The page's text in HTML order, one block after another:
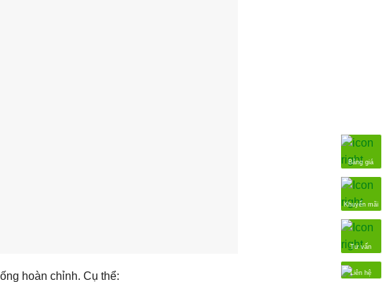
hoàn chỉnh. Cụ thể:
Bảng giá
Khuyến mãi
Tư vấn
Liên hệ